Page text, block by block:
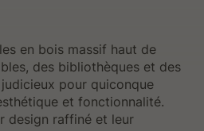
en bois massif haut de
des bibliothèques et des
pour quiconque
et fonctionnalité.
design raffiné et leur